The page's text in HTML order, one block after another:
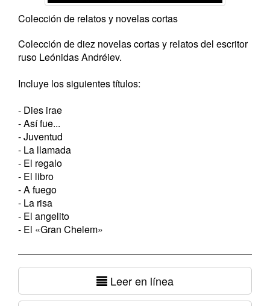
Colección de relatos y novelas cortas
Colección de diez novelas cortas y relatos del escritor
ruso Leónidas Andréiev.
Incluye los siguientes títulos:
- Dies irae
- Así fue...
- Juventud
- La llamada
- El regalo
- El libro
- A fuego
- La risa
- El angelito
- El «Gran Chelem»
Leer en línea